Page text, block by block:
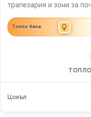
трапезария и зони за
Топло бяла
Цокъл